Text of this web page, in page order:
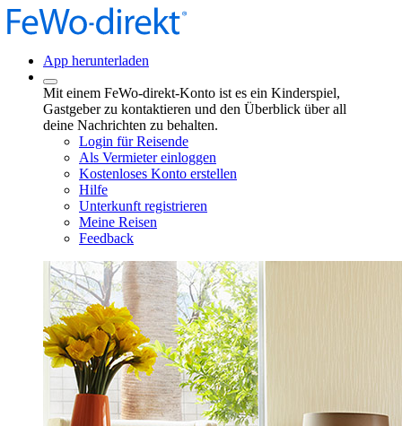
App herunterladen
Mit einem FeWo-direkt-Konto ist es ein Kinderspiel,
Gastgeber zu kontaktieren und den Überblick über all
deine Nachrichten zu behalten.
Login für Reisende
Als Vermieter einloggen
Kostenloses Konto erstellen
Hilfe
Unterkunft registrieren
Meine Reisen
Feedback